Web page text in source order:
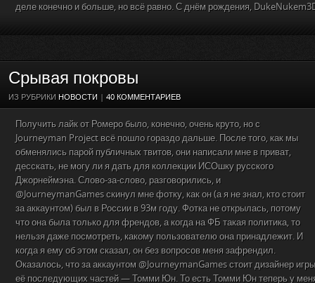
деле конечно и больше, но всё равно. С днём рождения,
Срывая покровы
ИЗ РУБРИКИ НОВОСТИ | 40 КОММЕНТАРИЕВ
Получить лайк от Ромеро было, конечно, очень круто, но с
Journeyman Project всё пошло гораздо дальше. После того, как мы
обменялись парой публичных твитов, они написали мне в приват,
десскать, не могу ли я дать для коллекции ИСОшку русского
Джорнеймэна. Слово-за-слово, разговорились, и
@JourneymanGames скинул мне фотку, как он (а я не знал, кто стоит
за аккаунтом) был в России в 93м году. Фотка не открылась, потому
что она была только для френдов, а когда на ФБ такая политика, то
нельзя даже посмотреть, какому пользователю она принадлежит. И
когда я ему об этом сказал, он без вопросов меня зафрендил.
Оказалось, что за аккаунтом @JourneymanGames стоит дизайнер
её последующих частей — Томми Юн. То есть Томми Юн теперь у